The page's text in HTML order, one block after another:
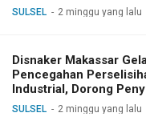
SULSEL 2 minggu yang lalu
Disnaker Makassar
Pencegahan
Industrial, Dorong
Dialog
SULSEL 2 minggu yang lalu